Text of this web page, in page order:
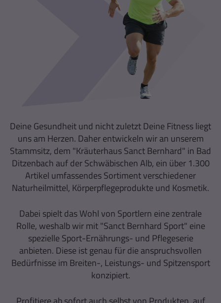
Deine Gesundheit und nicht zuletzt Deine Fitness liegt
uns am Herzen. Daher entwickeln wir an unserem
Stammsitz, dem "Kräuterhaus Sanct Bernhard" in Bad
Ditzenbach auf der Schwäbischen Alb, ein über 1.300
Artikel umfassendes Sortiment verschiedener
Naturheilmittel, Körperpflegeprodukte und Kosmetik.
Dabei spielt das Wohl von Sportlern eine zentrale
Rolle, weshalb wir mit "Sanct Bernhard Sport" eine
spezielle Sport-Ernährungs- und Pflegeserie
anbieten. Diese ist genau für die anspruchsvollen
Bedürfnisse im Breiten-, Leistungs- und Spitzensport
konzipiert.